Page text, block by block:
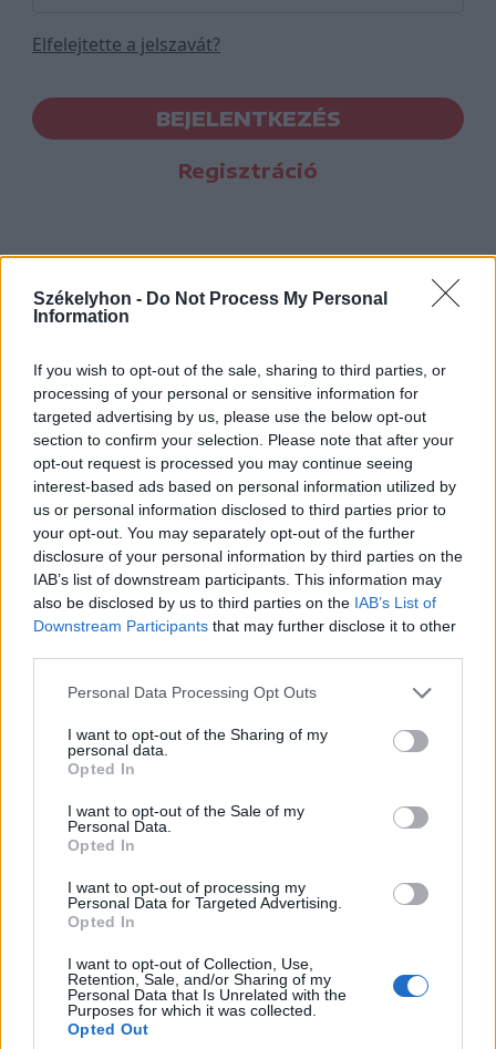
Székelyhon - Do Not Process My Personal
Information
If you wish to opt-out of the sale, sharing to third parties, or
processing of your personal or sensitive information for
targeted advertising by us, please use the below opt-out
section to confirm your selection. Please note that after your
opt-out request is processed you may continue seeing
interest-based ads based on personal information utilized by
us or personal information disclosed to third parties prior to
your opt-out. You may separately opt-out of the further
disclosure of your personal information by third parties on the
IAB’s list of downstream participants. This information may
also be disclosed by us to third parties on the IAB’s List of
Downstream Participants that may further disclose it to other
Personal Data Processing Opt Outs
I want to opt-out of the Sharing of my
personal data.
Opted In
I want to opt-out of the Sale of my
Personal Data.
Opted In
I want to opt-out of processing my
Personal Data for Targeted Advertising.
Opted In
I want to opt-out of Collection, Use,
Retention, Sale, and/or Sharing of my
Personal Data that Is Unrelated with the
Purposes for which it was collected.
Opted Out
Elfelejtette a jelszavát?
BEJELENTKEZÉS
Regisztráció
Hasznos
Impresszum
Szerzői jogok
Adatvédelmi tájékoztató
Cookie-kezelési tájékoztató
Hozzászólási szabályzat
Nyomtatott lapjaink archívuma
Székely Hírmondó archívuma
Sütibeállítások
Médiatér
Liget
Krónika
Bihari Napló